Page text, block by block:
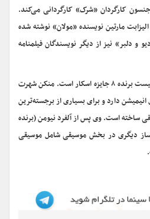
کارگردان «شرک» کارگردانی می‌کند.
مارتین نویسنده «مولان» نوشته شده
و دلبر» نیز از دیگر نویسندگان فیلمنامه
آلن مِنکِن ۷۰ ساله آهنگساز و پیانیست برنده ۸ جایزه اسکار است. منکن شهرت
دارد و برای بسیاری از برجسته‌ترین
ساخته است. وی پس از آلفرد نیومن (برنده
دیگری در بخش موسیقی شامل موسیقی